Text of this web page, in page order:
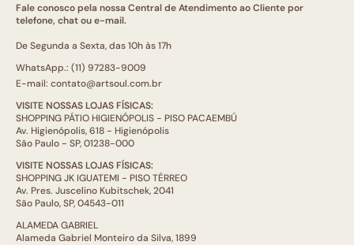
Fale conosco pela nossa Central de Atendimento ao Cliente por
telefone, chat ou e-mail.
De Segunda a Sexta, das 10h às 17h
WhatsApp.: (11) 97283-9009
E-mail: contato@artsoul.com.br
VISITE NOSSAS LOJAS FÍSICAS:
SHOPPING PÁTIO HIGIENÓPOLIS - PISO PACAEMBÚ
Av. Higienópolis, 618 - Higienópolis
São Paulo - SP, 01238-000
VISITE NOSSAS LOJAS FÍSICAS:
SHOPPING JK IGUATEMI - PISO TÉRREO
Av. Pres. Juscelino Kubitschek, 2041
São Paulo, SP, 04543-011
ALAMEDA GABRIEL
Alameda Gabriel Monteiro da Silva, 1899